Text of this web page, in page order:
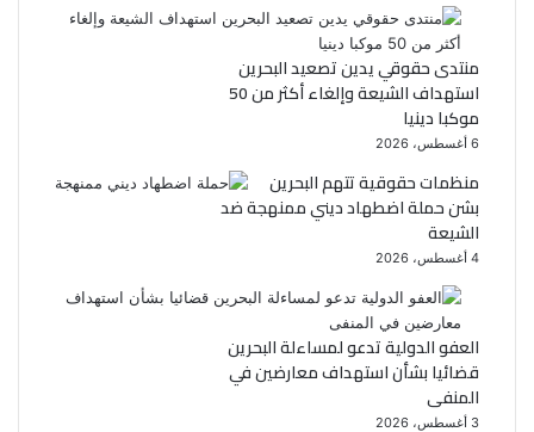
منتدى حقوقي يدين تصعيد البحرين
استهداف الشيعة وإلغاء أكثر من 50
موكبا دينيا
6 أغسطس، 2026
منظمات حقوقية تتهم البحرين
بشن حملة اضطهاد ديني ممنهجة ضد
الشيعة
4 أغسطس، 2026
العفو الدولية تدعو لمساءلة البحرين
قضائيا بشأن استهداف معارضين في
المنفى
3 أغسطس، 2026